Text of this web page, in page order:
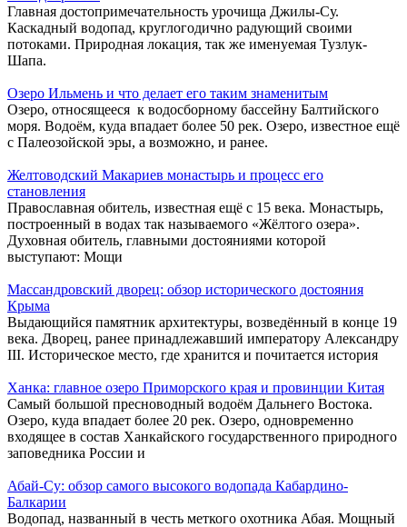
Главная достопримечательность урочища Джилы-Су.
Каскадный водопад, круглогодично радующий своими
потоками. Природная локация, так же именуемая Тузлук-
Шапа.
Озеро Ильмень и что делает его таким знаменитым
Озеро, относящееся к водосборному бассейну Балтийского
моря. Водоём, куда впадает более 50 рек. Озеро, известное ещё
с Палеозойской эры, а возможно, и ранее.
Желтоводский Макариев монастырь и процесс его
становления
Православная обитель, известная ещё с 15 века. Монастырь,
построенный в водах так называемого «Жёлтого озера».
Духовная обитель, главными достояниями которой
выступают: Мощи
Массандровский дворец: обзор исторического достояния
Крыма
Выдающийся памятник архитектуры, возведённый в конце 19
века. Дворец, ранее принадлежавший императору Александру
III. Историческое место, где хранится и почитается история
Ханка: главное озеро Приморского края и провинции Китая
Самый большой пресноводный водоём Дальнего Востока.
Озеро, куда впадает более 20 рек. Озеро, одновременно
входящее в состав Ханкайского государственного природного
заповедника России и
Абай-Су: обзор самого высокого водопада Кабардино-
Балкарии
Водопад, названный в честь меткого охотника Абая. Мощный